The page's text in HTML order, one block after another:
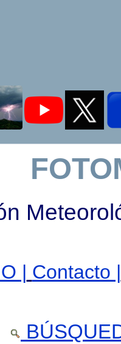
| Contacto |